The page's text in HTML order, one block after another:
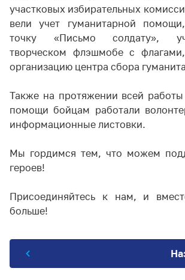
участковых избирательных
вели учет гуманитарной
точку «Письмо солдату»,
творческом флэшмобе с
организацию центра сбора
Также на протяжении всей работы
помощи бойцам работали
информационные листовки.
Мы гордимся тем, что можем
героев!
Присоединяйтесь к нам, и
больше!